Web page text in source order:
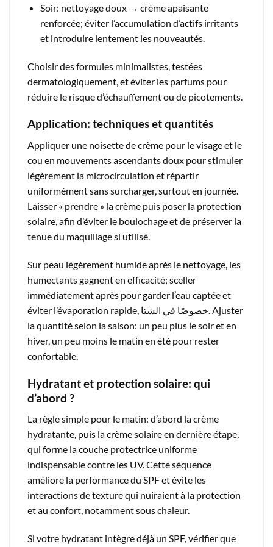
Soir: nettoyage doux → crème apaisante
renforcée; éviter l’accumulation d’actifs irritants
et introduire lentement les nouveautés.​
Choisir des formules minimalistes, testées
dermatologiquement, et éviter les parfums pour
réduire le risque d’échauffement ou de picotements.​
Application: techniques et quantités
Appliquer une noisette de crème pour le visage et le
cou en mouvements ascendants doux pour stimuler
légèrement la microcirculation et répartir
uniformément sans surcharger, surtout en journée.
Laisser « prendre » la crème puis poser la protection
solaire, afin d’éviter le boulochage et de préserver la
tenue du maquillage si utilisé.​
Sur peau légèrement humide après le nettoyage, les
humectants gagnent en efficacité; sceller
immédiatement après pour garder l’eau captée et
éviter l’évaporation rapide, خصوصًا في الشتا. Ajuster
la quantité selon la saison: un peu plus le soir et en
hiver, un peu moins le matin en été pour rester
confortable.​
Hydratant et protection solaire: qui
d’abord ?
La règle simple pour le matin: d’abord la crème
hydratante, puis la crème solaire en dernière étape,
qui forme la couche protectrice uniforme
indispensable contre les UV. Cette séquence
améliore la performance du SPF et évite les
interactions de texture qui nuiraient à la protection
et au confort, notamment sous chaleur.​
Si votre hydratant intègre déjà un SPF, vérifier que